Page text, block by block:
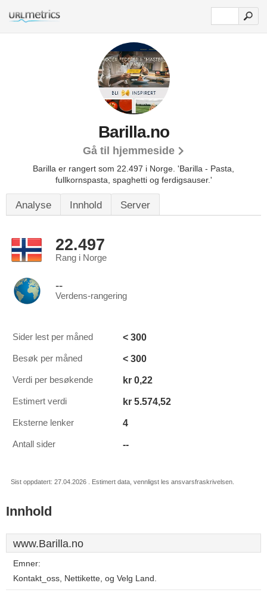
Barilla.no
Gå til hjemmeside
Barilla er rangert som 22.497 i Norge. 'Barilla - Pasta,
fullkornspasta, spaghetti og ferdigsauser.'
Analyse Innhold Server
22.497
Rang i Norge
--
Verdens-rangering
Sider lest per måned < 300
Besøk per måned < 300
Verdi per besøkende kr 0,22
Estimert verdi kr 5.574,52
Eksterne lenker 4
Antall sider --
Sist oppdatert: 27.04.2026 . Estimert data, vennligst les ansvarsfraskrivelsen.
Innhold
www.Barilla.no
Emner:
Kontakt_oss, Nettikette, og Velg Land.